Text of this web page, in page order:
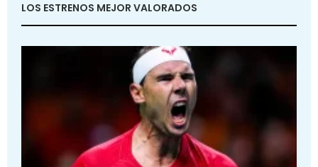
LOS ESTRENOS MEJOR VALORADOS